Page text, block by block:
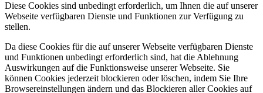
Diese Cookies sind unbedingt erforderlich, um Ihnen die auf unserer
Webseite verfügbaren Dienste und Funktionen zur Verfügung zu
stellen.
Da diese Cookies für die auf unserer Webseite verfügbaren Dienste
und Funktionen unbedingt erforderlich sind, hat die Ablehnung
Auswirkungen auf die Funktionsweise unserer Webseite. Sie
können Cookies jederzeit blockieren oder löschen, indem Sie Ihre
Browsereinstellungen ändern und das Blockieren aller Cookies auf